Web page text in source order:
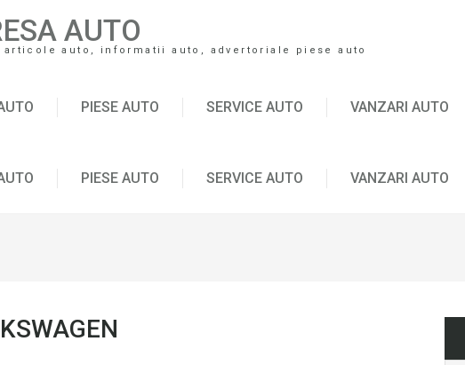
AUTO
articole auto, informatii auto, advertoriale piese auto
PIESE AUTO SERVICE AUTO VANZARI AUTO
PIESE AUTO SERVICE AUTO VANZARI AUTO